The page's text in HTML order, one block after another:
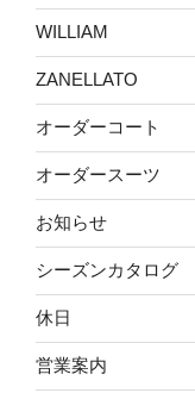
WILLIAM
ZANELLATO
オーダーコート
オーダースーツ
お知らせ
シーズンカタログ
休日
営業案内